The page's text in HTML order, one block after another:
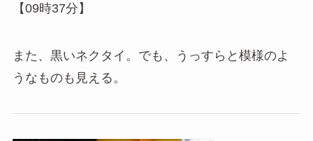
【09時37分】
また、黒いネクタイ。でも、うっすらと模様のよ
うなものも見える。